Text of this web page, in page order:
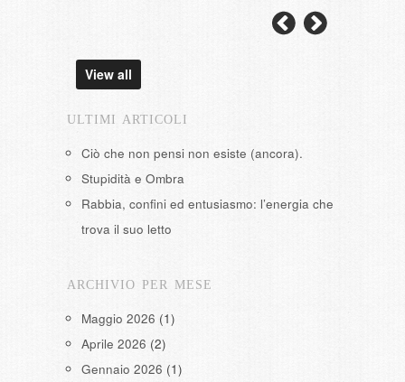
View all
ULTIMI ARTICOLI
Ciò che non pensi non esiste (ancora).
Stupidità e Ombra
Rabbia, confini ed entusiasmo: l’energia che
trova il suo letto
ARCHIVIO PER MESE
Maggio 2026 (1)
Aprile 2026 (2)
Gennaio 2026 (1)